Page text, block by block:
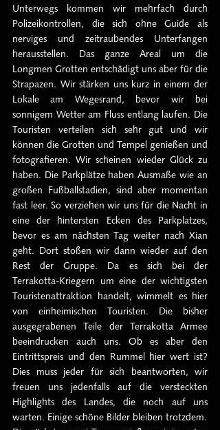
Unterwegs kommen wir mehrfach durch
Polizeikontrollen, die sich ohne Guide als
nerviges und zeitraubendes Unterfangen
herausstellen. Das ganze Areal um die
Longmen Grotten entschädigt uns aber für die
Strapazen. Wir stärken uns kurz in einem der
Lokale am Wegesrand, bevor wir bei
sonnigem Wetter am Fluss entlang laufen. Die
Touristen verteilen sich sehr gut und wir
können die Grotten und Tempel genießen und
fotografieren. Wir scheinen wieder Glück zu
haben. Die Parkplätze haben Ausmaße wie an
großen Fußballstadien, sind aber momentan
fast leer. So verziehen wir uns für die Nacht in
eine der hintersten Ecken des Parkplatzes,
bevor es am nächsten Tag weiter nach Xian
geht. Dort stoßen wir dann wieder auf den
Rest der Gruppe. Da es sich bei der
Terrakotta-Kriegern um eine der wichtigsten
Touristenattraktion handelt, wimmelt es hier
von einheimischen Touristen. Die bisher
ausgegrabenen Teile der Terrakotta Armee
beeindrucken auch uns. Ob es aber den
Eintrittspreis und den Rummel hier wert ist?
Dies muss jeder für sich beantworten, wir
freuen uns jedenfalls auf die versteckten
Highlights des Landes, die noch auf uns
warten. Einige schöne Bilder bleiben trotzdem.